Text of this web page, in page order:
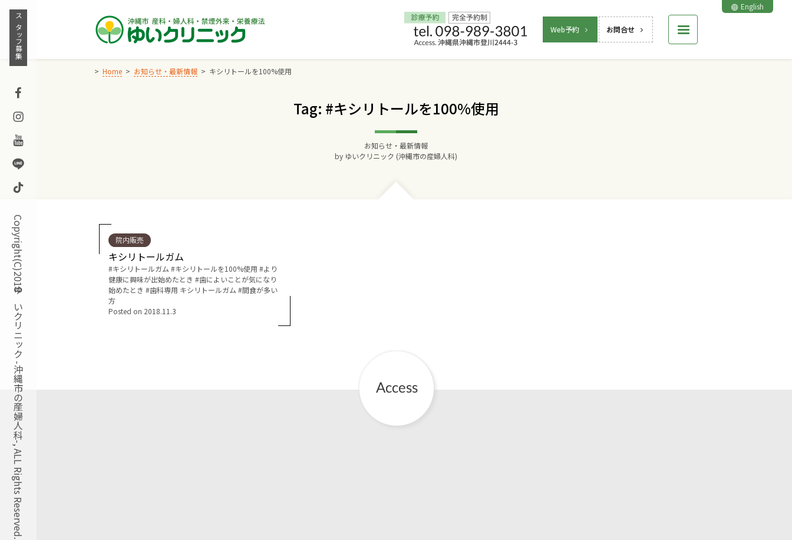
Skip
content
Web予約 お問合せ
English
スタッフ募集
Facebook
Instagram
Youtube
Line
TikTok
Copyright(C)2018ゆいクリニック -沖縄市の産婦人科-, ALL Rights Reserved.
Home お知らせ・最新情報 キシリトールを100%使用
Tag: #キシリトールを100%使用
お知らせ・最新情報
by ゆいクリニック (沖縄市の産婦人科)
院内販売
キシリトールガム
Tags:
キシリトールガム キシリトールを100%使用
より
健康に興味が出始めたとき
歯によいことが気になり
始めたとき
歯科専用 キシリトールガム
間食が多い
方
Posted on 2018.11.3
交通アクセス
院長からのごあいさつ
ゆいクリニックの経営理念
予防接種
その他の診療内容